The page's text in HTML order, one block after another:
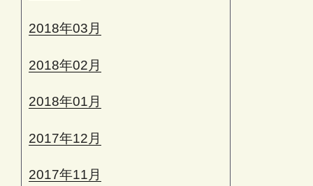
2018年03月
2018年02月
2018年01月
2017年12月
2017年11月